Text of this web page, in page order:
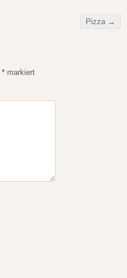
Pizza →
* markiert